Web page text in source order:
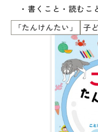
図表
辞典
日本語学習辞典
漢字字典（辞典）
巻頭には、日本語教
学習項目の解説と支援
・書くこと・読むこ
・外国にルーツを持
を主な対象にしていま
子どもたちに寄り添
日本語教育と特別支援
眼球運動やソーシャ
開発された教材です。
「たんけんたい」 子